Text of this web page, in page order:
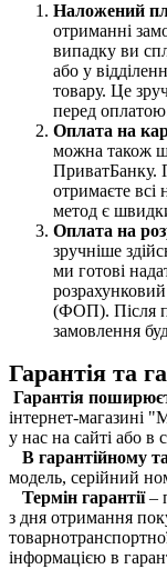
Наложений
отриманні
випадку ви
або у
товару. Це
перед
Оплата на
можна також
ПриватБанку.
отримаєте всі
метод є
Оплата на
зручніше
ми готові
(ФОП). Після
замовлення
Гарантія та
Гарантія
інтернет-магазині
у нас на сайті або в
В гарантійному
модель, серійний
Термін гарантії–
з дня отримання
інформацією в